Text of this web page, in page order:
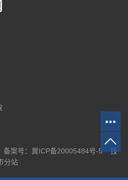
案号： 冀ICP备20005484号-5技
分站